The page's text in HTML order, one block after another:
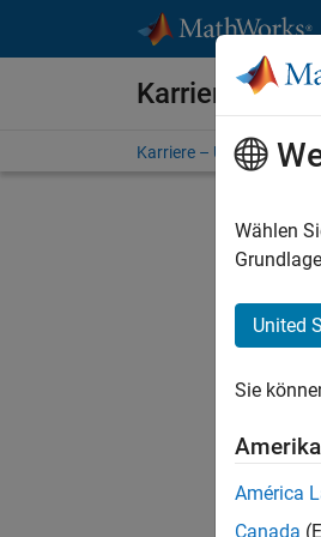
Karriere bei
Karriere – Übersicht
Wählen
United
Sie
Amerika
América
Canada